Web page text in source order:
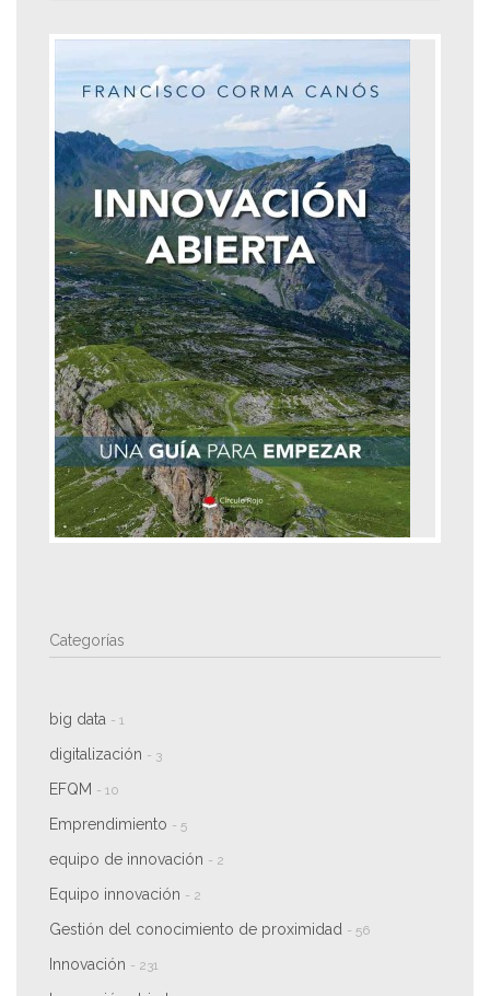
Categorías
big data - 1
digitalización - 3
EFQM - 10
Emprendimiento - 5
equipo de innovación - 2
Equipo innovación - 2
Gestión del conocimiento de proximidad - 56
Innovación - 231